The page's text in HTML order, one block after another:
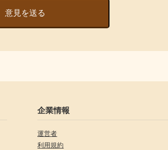
意見を送る
企業情報
運営者
利用規約